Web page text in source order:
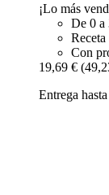
¡Lo más
De 0 a
Receta
Con
19,69 €
Entrega